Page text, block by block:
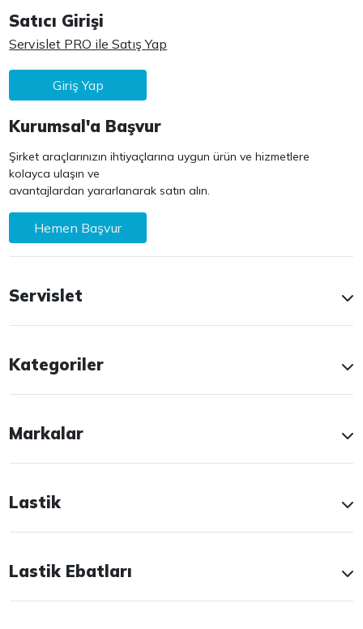
Satıcı Girişi
Servislet PRO ile Satış Yap
Giriş Yap
Kurumsal'a Başvur
Şirket araçlarınızın ihtiyaçlarına uygun ürün ve hizmetlere
kolayca ulaşın ve
avantajlardan yararlanarak satın alın.
Hemen Başvur
Servislet
Kategoriler
Markalar
Lastik
Lastik Ebatları